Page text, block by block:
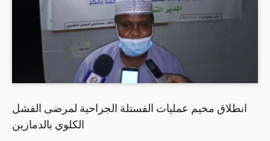
انطلاق مخيم عمليات الفستلة الجراحية لمرضى الفشل
الكلوي بالدمازين